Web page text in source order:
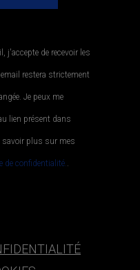
j'accepte de recevoir les
restera strictement
Je peux me
lien présent dans
savoir plus sur mes
de confidentialité..